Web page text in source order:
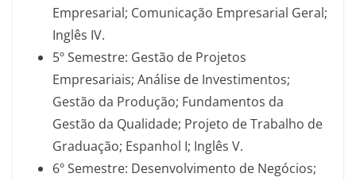
Empresarial; Comunicação Empresarial Geral;
Inglês IV.
5º Semestre: Gestão de Projetos
Empresariais; Análise de Investimentos;
Gestão da Produção; Fundamentos da
Gestão da Qualidade; Projeto de Trabalho de
Graduação; Espanhol I; Inglês V.
6º Semestre: Desenvolvimento de Negócios;